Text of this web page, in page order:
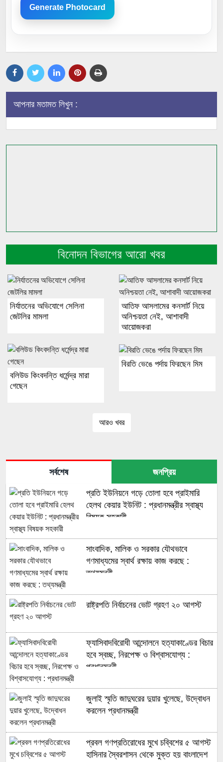
Generate Photocard
আপনার মতামত লিখুন :
বিনোদন বিভাগের আরো খবর
নির্যাতনের অভিযোগে সেলিনা
জেটলির মামলা
আতিফ আসলামের কনসার্ট নিয়ে
অনিশ্চয়তা নেই, আশাবাদী
আয়োজকরা
বলিউড কিংবদন্তি ধর্মেন্দ্র মারা
গেছেন
বিরতি ভেঙে পর্দায় ফিরছেন মিম
আরও খবর
সর্বশেষ জনপ্রিয়
প্রতি ইউনিয়নে গড়ে তোলা হবে প্রাইমারি
হেলথ কেয়ার ইউনিট : প্রধানমন্ত্রীর স্বাস্থ্য
বিষয়ক সহকারী
সাংবাদিক, মালিক ও সরকার যৌথভাবে
গণমাধ্যমের স্বার্থ রক্ষায় কাজ করছে :
তথ্যমন্ত্রী
রাষ্ট্রপতি নির্বাচনের ভোট গ্রহণ ২০ আগস্ট
ফ্যাসিবাদবিরোধী আন্দোলনে হত্যাকাণ্ডের বিচার
হবে স্বচ্ছ, নিরপেক্ষ ও বিশ্বাসযোগ্য :
প্রধানমন্ত্রী
জুলাই স্মৃতি জাদুঘরের দুয়ার খুলেছে, উদ্বোধন
করলেন প্রধানমন্ত্রী
প্রবল গণপ্রতিরোধের মুখে চব্বিশের ৫ আগস্ট
হাসিনার স্বৈরশাসন থেকে মুক্ত হয় বাংলাদেশ